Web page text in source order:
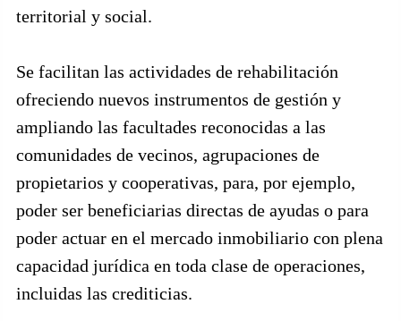
territorial y social.
Se facilitan las actividades de rehabilitación
ofreciendo nuevos instrumentos de gestión y
ampliando las facultades reconocidas a las
comunidades de vecinos, agrupaciones de
propietarios y cooperativas, para, por ejemplo,
poder ser beneficiarias directas de ayudas o para
poder actuar en el mercado inmobiliario con plena
capacidad jurídica en toda clase de operaciones,
incluidas las crediticias.